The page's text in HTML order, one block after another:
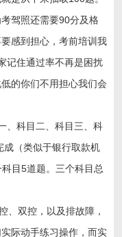
驾照还需要90分及格
感到担心，考前培训我
记住通过率不再是困扰
的你们不用担心我们会
、科目二、科目三、科
成（类似于银行取款机
目5道题。三个科目总
、双控，以及排故障，
际动手练习操作，而实